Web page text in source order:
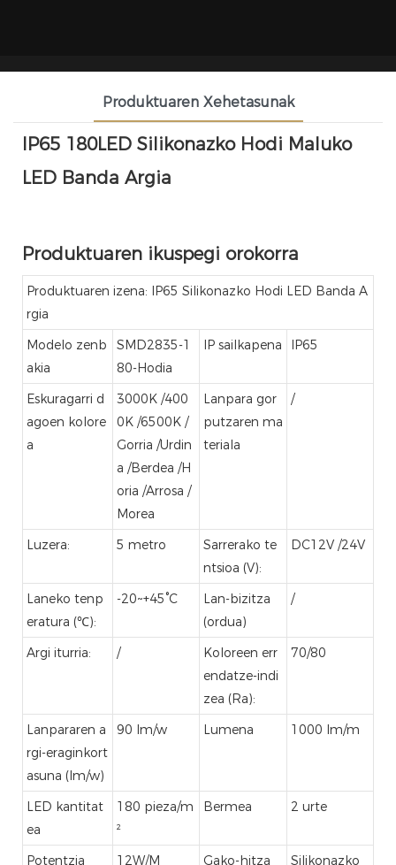
Produktuaren Xehetasunak
IP65 180LED Silikonazko Hodi Maluko
LED Banda Argia
Produktuaren ikuspegi orokorra
Produktuaren izena: IP65 Silikonazko Hodi LED Banda A
rgia
Modelo zenb
akia
SMD2835-1
80-Hodia
IP sailkapena IP65
Eskuragarri d
agoen kolore
a
3000K /400
0K /6500K /
Gorria /Urdin
a /Berdea /H
oria /Arrosa /
Morea
Lanpara gor
putzaren ma
teriala
/
Luzera: 5 metro
Sarrerako te
ntsioa (V):
DC12V /24V
Laneko tenp
eratura (℃):
-20~+45°C
Lan-bizitza
(ordua)
/
Argi iturria: /
Koloreen err
endatze-indi
zea (Ra):
70/80
Lanpararen a
rgi-eraginkort
asuna (lm/w)
90 lm/w Lumena 1000 lm/m
LED kantitat
ea
180 pieza/m
²
Bermea 2 urte
Potentzia 12W/M Gako-hitza Silikonazko